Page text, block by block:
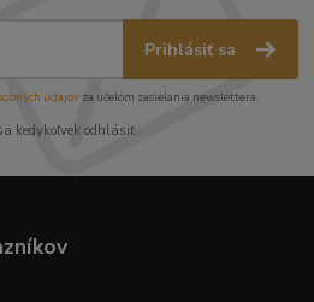
Prihlásiť sa
údajov za účelom zasielania newslettera.
kedykoľvek odhlásiť.